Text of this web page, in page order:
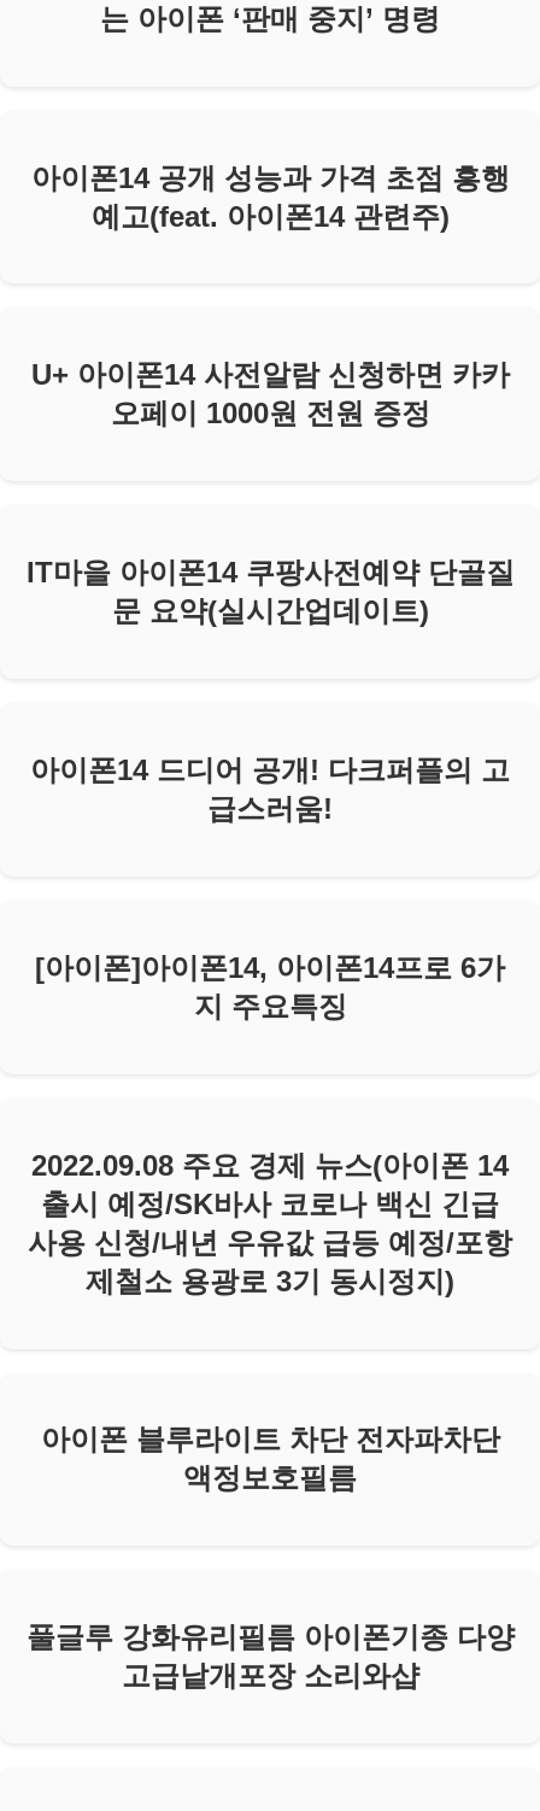
는 아이폰 ‘판매 중지’ 명령
아이폰14 공개 성능과 가격 초점 흥행
예고(feat. 아이폰14 관련주)
U+ 아이폰14 사전알람 신청하면 카카
오페이 1000원 전원 증정
IT마을 아이폰14 쿠팡사전예약 단골질
문 요약(실시간업데이트)
아이폰14 드디어 공개! 다크퍼플의 고
급스러움!
[아이폰]아이폰14, 아이폰14프로 6가
지 주요특징
2022.09.08 주요 경제 뉴스(아이폰 14
출시 예정/SK바사 코로나 백신 긴급
사용 신청/내년 우유값 급등 예정/포항
제철소 용광로 3기 동시정지)
아이폰 블루라이트 차단 전자파차단
액정보호필름
풀글루 강화유리필름 아이폰기종 다양
고급낱개포장 소리와샵